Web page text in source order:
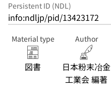
Persistent ID (NDL)
info:ndljp/pid/13423172
Material type
図書
Author
日本粉末冶金
工業会 編著